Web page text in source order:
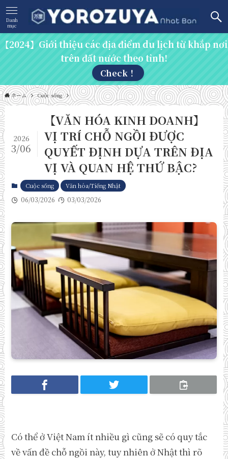
Danh
mục
【2024】Giới thiệu các địa điểm du lịch từ khắp nơi
trên đất nước theo tỉnh!
Check！
ホーム Cuộc sống
【VĂN HÓA KINH DOANH】
VỊ TRÍ CHỖ NGỒI ĐƯỢC
QUYẾT ĐỊNH DỰA TRÊN ĐỊA
VỊ VÀ QUAN HỆ THỨ BẬC?
2026
3/06
Cuộc sống Văn hóa/Tiếng Nhật
06/03/2026 03/03/2026
Có thể ở Việt Nam ít nhiều gì cũng sẽ có quy tắc
về vấn đề chỗ ngồi này, tuy nhiên ở Nhật thì rõ